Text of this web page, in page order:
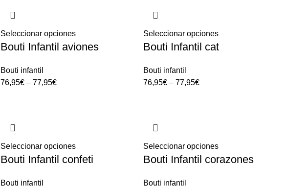
Seleccionar opciones
Bouti Infantil aviones
Bouti infantil
76,95€– 77,95€
Seleccionar opciones
Bouti Infantil cat
Bouti infantil
76,95€– 77,95€
Seleccionar opciones
Bouti Infantil confeti
Bouti infantil
Seleccionar opciones
Bouti Infantil corazones
Bouti infantil